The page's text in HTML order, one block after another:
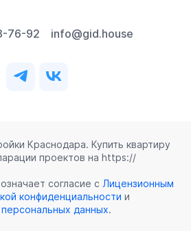
76-92 info@gid.house
Краснодара. Купить квартиру
проектов на https://
согласие с Лицензионным
конфиденциальности и
данных.